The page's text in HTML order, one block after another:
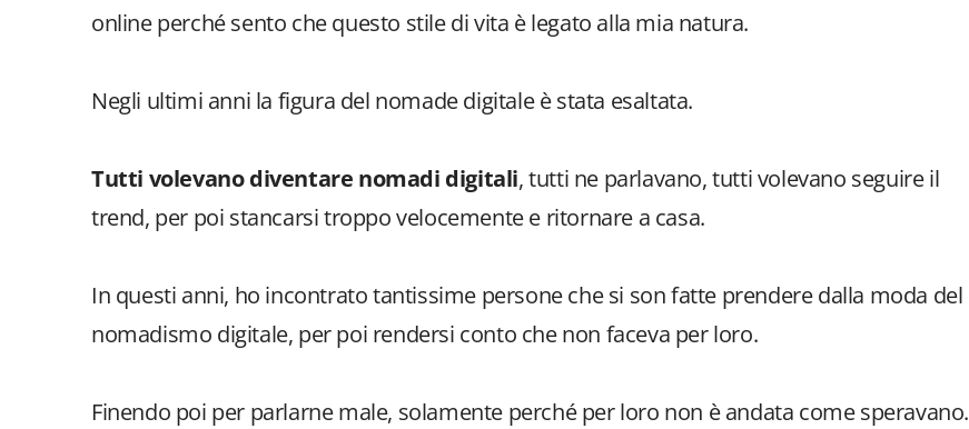
online perché sento che questo stile di vita è legato alla mia natura.
Negli ultimi anni la figura del nomade digitale è stata esaltata.
Tutti volevano diventare nomadi digitali, tutti ne parlavano, tutti volevano seguire il
trend, per poi stancarsi troppo velocemente e ritornare a casa.
In questi anni, ho incontrato tantissime persone che si son fatte prendere dalla moda del
nomadismo digitale, per poi rendersi conto che non faceva per loro.
Finendo poi per parlarne male, solamente perché per loro non è andata come speravano.